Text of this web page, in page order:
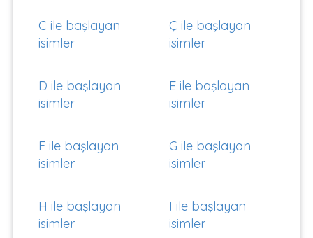
C ile başlayan
isimler
Ç ile başlayan
isimler
D ile başlayan
isimler
E ile başlayan
isimler
F ile başlayan
isimler
G ile başlayan
isimler
H ile başlayan
isimler
I ile başlayan
isimler